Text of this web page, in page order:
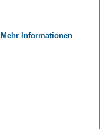
Mehr Informationen